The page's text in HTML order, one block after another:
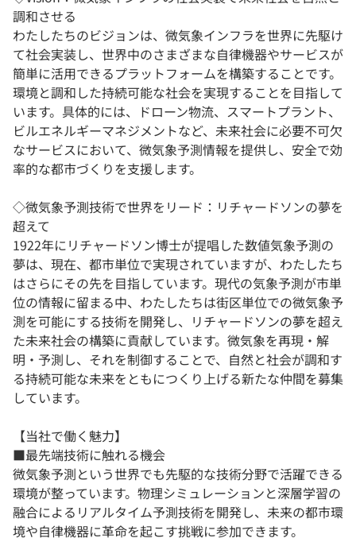
調和させる
わたしたちのビジョンは、微気象インフラを世界に先駆け
て社会実装し、世界中のさまざまな自律機器やサービスが
簡単に活用できるプラットフォームを構築することです。
環境と調和した持続可能な社会を実現することを目指して
います。具体的には、ドローン物流、スマートプラント、
ビルエネルギーマネジメントなど、未来社会に必要不可欠
なサービスにおいて、微気象予測情報を提供し、安全で効
率的な都市づくりを支援します。
◇微気象予測技術で世界をリード：リチャードソンの夢を
超えて
1922年にリチャードソン博士が提唱した数値気象予測の
夢は、現在、都市単位で実現されていますが、わたしたち
はさらにその先を目指しています。現代の気象予測が市単
位の情報に留まる中、わたしたちは街区単位での微気象予
測を可能にする技術を開発し、リチャードソンの夢を超え
た未来社会の構築に貢献しています。微気象を再現・解
明・予測し、それを制御することで、自然と社会が調和す
る持続可能な未来をともにつくり上げる新たな仲間を募集
しています。
【当社で働く魅力】
■最先端技術に触れる機会
微気象予測という世界でも先駆的な技術分野で活躍できる
環境が整っています。物理シミュレーションと深層学習の
融合によるリアルタイム予測技術を開発し、未来の都市環
境や自律機器に革命を起こす挑戦に参加できます。